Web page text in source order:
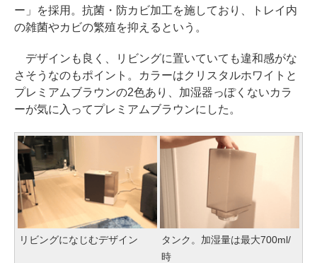
ー」を採用。抗菌・防カビ加工を施しており、トレイ内
の雑菌やカビの繁殖を抑えるという。
デザインも良く、リビングに置いていても違和感がな
さそうなのもポイント。カラーはクリスタルホワイトと
プレミアムブラウンの2色あり、加湿器っぽくないカラ
ーが気に入ってプレミアムブラウンにした。
リビングになじむデザイン
タンク。加湿量は最大700ml/
時